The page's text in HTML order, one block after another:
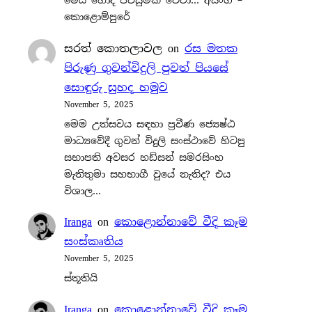
කොළොම්පුරේ
සරත් කොතලාවල on රස මතක
පිරුණු ගුවන්විදුලි පුවත් පියසේ
සොඳුරු සුහද හමුව
November 5, 2025
මෙම උත්සවය සඳහා ප්‍රවීණ ජ්‍යෙෂ්ඨ
මාධ්‍යවේදී ගුවන් විදුලි සංස්ථාවේ හිටපු
සභාපති අවසර හඩ්සන් සමරසිංහ
මැතිතුමා සහභාගී වුයේ නැතිද? එය
විශාල…
Iranga on කොළොන්නාවේ වීදි කෑම
සංස්කෘතිය
November 5, 2025
ස්තූතියි